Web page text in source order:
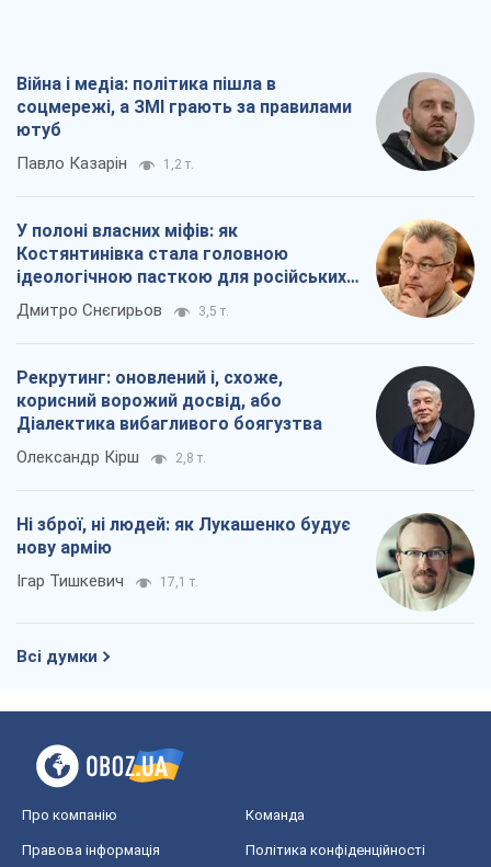
Війна і медіа: політика пішла в
соцмережі, а ЗМІ грають за правилами
ютуб
Павло Казарін 1,2 т.
У полоні власних міфів: як
Костянтинівка стала головною
ідеологічною пасткою для російських
окупантів
Дмитро Снєгирьов 3,5 т.
Рекрутинг: оновлений і, схоже,
корисний ворожий досвід, або
Діалектика вибагливого боягузтва
Олександр Кірш 2,8 т.
Ні зброї, ні людей: як Лукашенко будує
нову армію
Ігар Тишкевич 17,1 т.
Всі думки
Про компанію Команда
Правова інформація Політика конфіденційності